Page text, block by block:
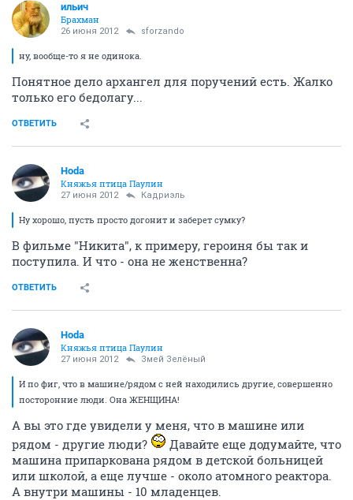
ильич
Брахман
26 июня 2012 sforzando
ну, вообще-то я не одинока.
Понятное дело архангел для поручений есть. Жалко
только его бедолагу...
ОТВЕТИТЬ
Hoda
Княжья птица Паулин
27 июня 2012 Кадриэль
Ну хорошо, пусть просто догонит и заберет сумку?
В фильме "Никита", к примеру, героиня бы так и
поступила. И что - она не женственна?
ОТВЕТИТЬ
Hoda
Княжья птица Паулин
27 июня 2012 Змей Зелёный
И по фиг, что в машине/рядом с ней находились другие, совершенно
посторонние люди. Она ЖЕНЩИНА!
А вы это где увидели у меня, что в машине или
рядом - другие люди?
Давайте еще додумайте, что
машина припаркована рядом в детской больницей
или школой, а еще лучше - около атомного реактора.
А внутри машины - 10 младенцев.